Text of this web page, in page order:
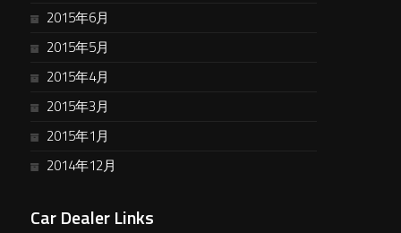
2015年6月
2015年5月
2015年4月
2015年3月
2015年1月
2014年12月
Car Dealer Links